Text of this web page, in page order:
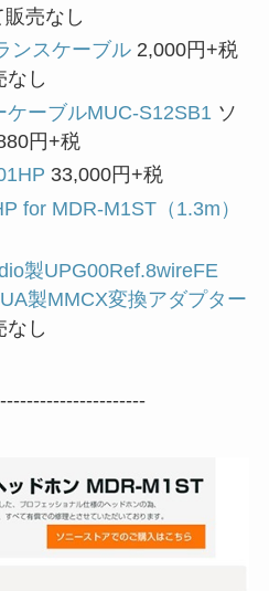
売なし
ンスケーブル 2,000円+税
し
ケーブルMUC-S12SB1 ソ
円+税
33,000円+税
for MDR-M1ST（1.3m）
製UPG00Ref.8wireFE
製MMCX変換アダプター
し